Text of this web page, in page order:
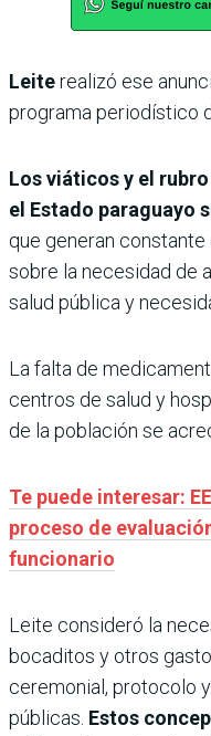
Leiterealizó ese
programa periodístico
Los viáticos y el
el Estado paraguayo
que generan
sobre la necesidad de
salud pública y
La falta de
centros de salud y
de la población se
Te puede interesar:
proceso de
funcionario
Leite consideró la
bocaditos y otros
ceremonial, protocolo
públicas. Estos